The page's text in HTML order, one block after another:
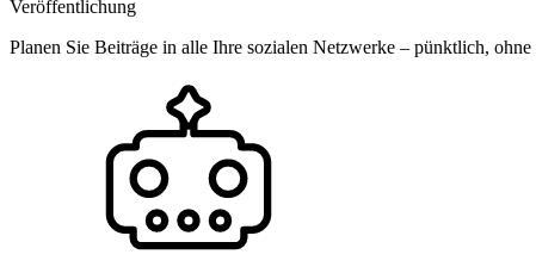
Veröffentlichung
Planen Sie Beiträge in alle Ihre sozialen Netzwerke – pünktlich,